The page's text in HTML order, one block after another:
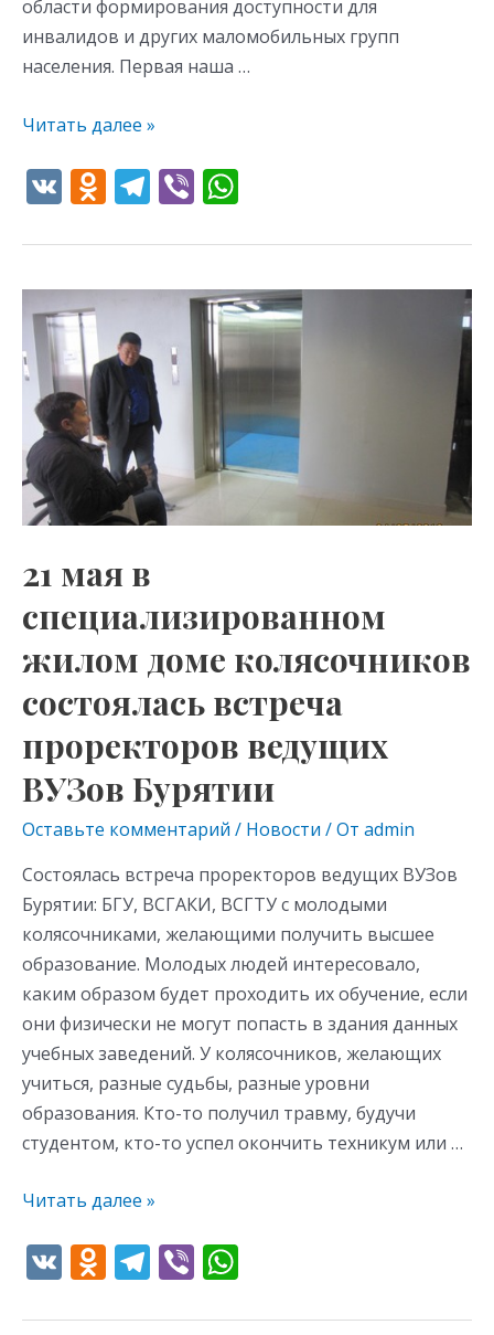
области формирования доступности для
инвалидов и других маломобильных групп
населения. Первая наша …
Читать далее »
V
K
O
d
n
o
kl
as
s
ni
ki
T
el
e
gr
m
Vi
b
er at
s
A
p
p
21 мая в
специализированном
жилом доме колясочников
состоялась встреча
проректоров ведущих
ВУЗов Бурятии
Оставьте комментарий / Новости / От admin
Состоялась встреча проректоров ведущих ВУЗов
Бурятии: БГУ, ВСГАКИ, ВСГТУ с молодыми
колясочниками, желающими получить высшее
образование. Молодых людей интересовало,
каким образом будет проходить их обучение, если
они физически не могут попасть в здания данных
учебных заведений. У колясочников, желающих
учиться, разные судьбы, разные уровни
образования. Кто-то получил травму, будучи
студентом, кто-то успел окончить техникум или …
21
мая
в
специализированном
жилом
доме
колясочников
состоялась
проректоров
ВУЗов
Бурятии
Читать далее »
V O T Vi